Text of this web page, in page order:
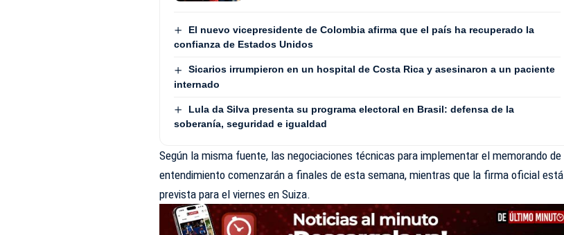
El nuevo vicepresidente de Colombia afirma que el país ha recuperado la
confianza de Estados Unidos
Sicarios irrumpieron en un hospital de Costa Rica y asesinaron a un paciente
internado
Lula da Silva presenta su programa electoral en Brasil: defensa de la
soberanía, seguridad e igualdad
Según la misma fuente, las negociaciones técnicas para implementar el memorando de
entendimiento comenzarán a finales de esta semana, mientras que la firma oficial está
prevista para el viernes en Suiza.